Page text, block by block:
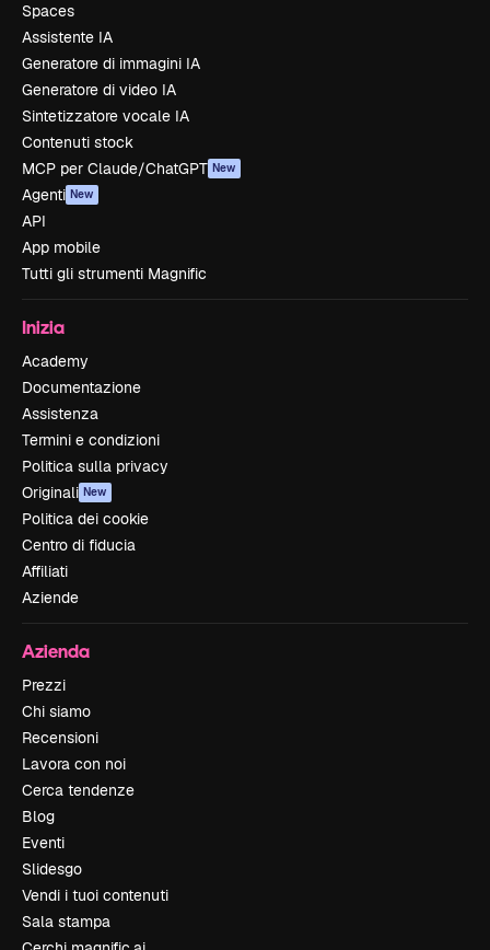
Spaces
Assistente IA
Generatore di immagini IA
Generatore di video IA
Sintetizzatore vocale IA
Contenuti stock
MCP per Claude/ChatGPT New
Agenti New
API
App mobile
Tutti gli strumenti Magnific
Inizia
Academy
Documentazione
Assistenza
Termini e condizioni
Politica sulla privacy
Originali New
Politica dei cookie
Centro di fiducia
Affiliati
Aziende
Azienda
Prezzi
Chi siamo
Recensioni
Lavora con noi
Cerca tendenze
Blog
Eventi
Slidesgo
Vendi i tuoi contenuti
Sala stampa